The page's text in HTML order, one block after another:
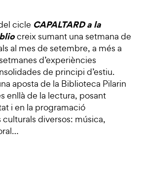
cicle CAPALTARD a la
creix sumant una setmana de
al mes de setembre, a més a
d’experiències
de principi d’estiu.
aposta de la Biblioteca Pilarin
enllà de la lectura, posant
i en la programació
culturals diversos: música,